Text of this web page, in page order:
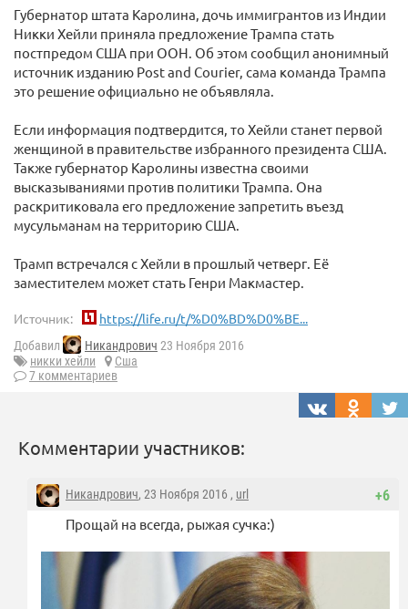
Губернатор штата Каролина, дочь иммигрантов из Индии
Никки Хейли приняла предложение Трампа стать
постпредом США при ООН. Об этом сообщил анонимный
источник изданию Post and Courier, сама команда Трампа
это решение официально не объявляла.
Если информация подтвердится, то Хейли станет первой
женщиной в правительстве избранного президента США.
Также губернатор Каролины известна своими
высказываниями против политики Трампа. Она
раскритиковала его предложение запретить въезд
мусульманам на территорию США.
Трамп встречался с Хейли в прошлый четверг. Её
заместителем может стать Генри Макмастер.
Источник: https://life.ru/t/%D0%BD%D0%BE...
Добавил Никандрович 23 Ноября 2016
никки хейли
Сша
7 комментариев
Комментарии участников:
+6
Никандрович, 23 Ноября 2016 , url
Прощай на всегда, рыжая сучка:)